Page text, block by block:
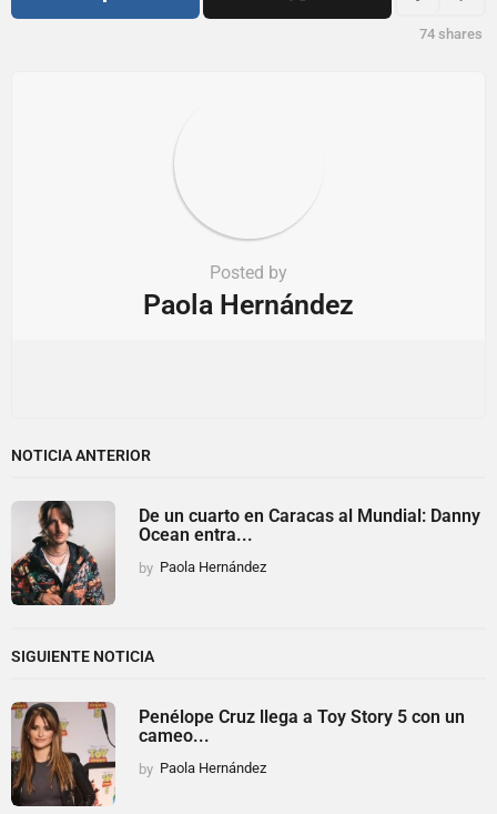
o
74 shares
Posted by
Paola Hernández
NOTICIA ANTERIOR
De un cuarto en Caracas al Mundial: Danny
Ocean entra...
by Paola Hernández
SIGUIENTE NOTICIA
Penélope Cruz llega a Toy Story 5 con un
cameo...
by Paola Hernández